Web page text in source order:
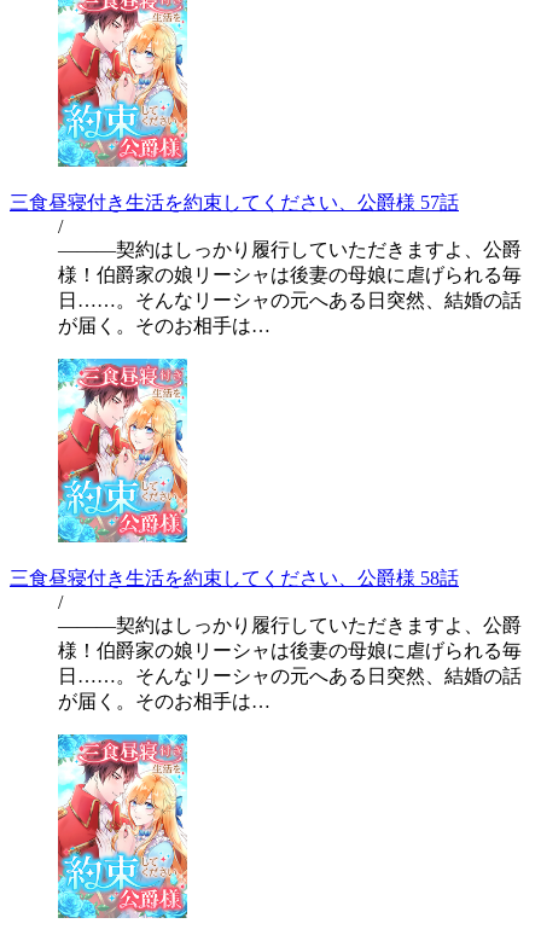
三食昼寝付き生活を約束してください、公爵様 57話
/
―――契約はしっかり履行していただきますよ、公爵
様！伯爵家の娘リーシャは後妻の母娘に虐げられる毎
日……。そんなリーシャの元へある日突然、結婚の話
が届く。そのお相手は…
三食昼寝付き生活を約束してください、公爵様 58話
/
―――契約はしっかり履行していただきますよ、公爵
様！伯爵家の娘リーシャは後妻の母娘に虐げられる毎
日……。そんなリーシャの元へある日突然、結婚の話
が届く。そのお相手は…